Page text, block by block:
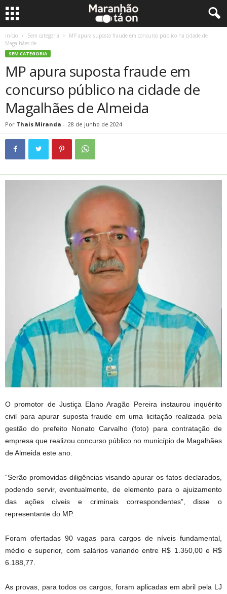
Início Sem categoria
MP apura suposta fraude em concurso público na cidade de
Magalhães de...
SEM CATEGORIA
MP apura suposta fraude em
concurso público na cidade de
Magalhães de Almeida
Por Thais Miranda - 28 de junho de 2024
O promotor de Justiça Elano Aragão Pereira instaurou inquérito
civil para apurar suposta fraude em uma licitação realizada pela
gestão do prefeito Nonato Carvalho (foto) para contratação de
empresa que realizou concurso público no município de Magalhães
de Almeida este ano.
“Serão promovidas diligências visando apurar os fatos declarados,
podendo servir, eventualmente, de elemento para o ajuizamento
das ações cíveis e criminais correspondentes”, disse o
representante do MP.
Foram ofertadas 90 vagas para cargos de níveis fundamental,
médio e superior, com salários variando entre R$ 1.350,00 e R$
6.188,77.
As provas, para todos os cargos, foram aplicadas em abril pela LJ